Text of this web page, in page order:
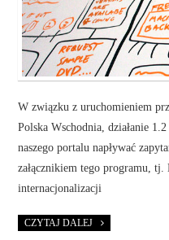
W związku z uruchomieniem
Polska Wschodnia, działanie
naszego portalu napływać
załącznikiem tego programu,
internacjonalizacji
CZYTAJ DALEJ